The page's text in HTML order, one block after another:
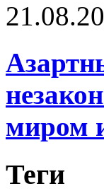
миром
Теги